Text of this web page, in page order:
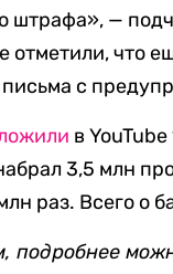
штрафа», —
отметили, что
письма с
в
3,5 млн
раз. Всего о
подробнее